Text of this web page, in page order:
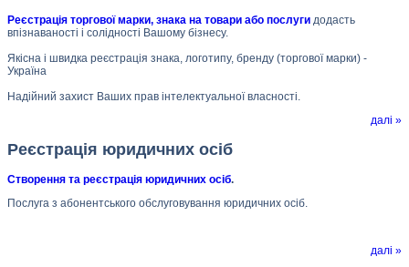
Реєстрація торгової марки, знака на товари або послуги додасть
впізнаваності і солідності Вашому бізнесу.
Якісна і швидка реєстрація знака, логотипу, бренду (торгової марки) -
Україна
Надійний захист Ваших прав інтелектуальної власності.
далі »
Реєстрація юридичних осіб
Створення та реєстрація юридичних осіб.
Послуга з абонентського обслуговування юридичних осіб.
далі »